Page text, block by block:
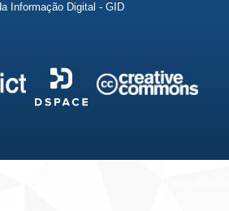
Informação Digital - GID